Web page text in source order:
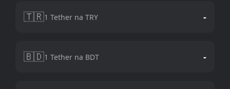
🇹🇷1 Tether na TRY -
🇧🇩1 Tether na BDT -